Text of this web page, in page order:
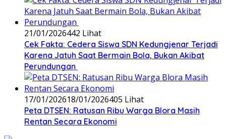
21/01/2026442 Lihat
Cek Fakta: Cedera Siswa SDN Kedungjenar Terjadi
Karena Jatuh Saat Bermain Bola, Bukan Akibat
Perundungan ‎
17/01/202618/01/2026405 Lihat
‎Peta DTSEN: Ratusan Ribu Warga Blora Masih
Rentan Secara Ekonomi